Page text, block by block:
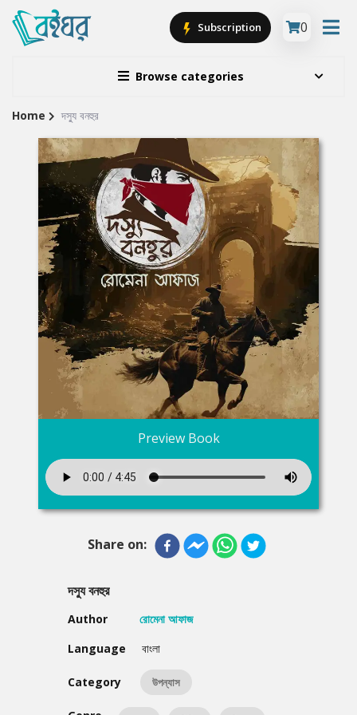
Browse categories
Subscription 0
Site
Breadcrumb
Home দস্যু বনহুর
Preview Book
Share on:
দস্যু বনহুর
Author
রোমেনা আফাজ
Language
বাংলা
Category উপন্যাস